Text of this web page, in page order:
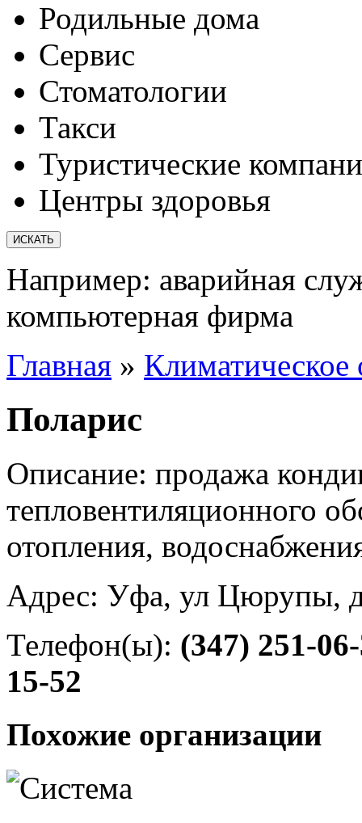
Родильные дома
Сервис
Стоматологии
Такси
Туристические
Центры здоровья
Например: аварийная
компьютерная фирма
Главная » Климатическое
Поларис
Описание: продажа
тепловентиляционного
отопления,
Адрес: Уфа, ул Цюрупы,
Телефон(ы): (347) 251-
15-52
Похожие организации